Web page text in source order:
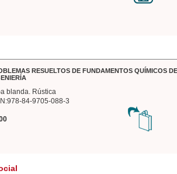
RESUELTOS DE FUNDAMENTOS QUÍMICOS
blanda. Rústica
84-9705-088-3